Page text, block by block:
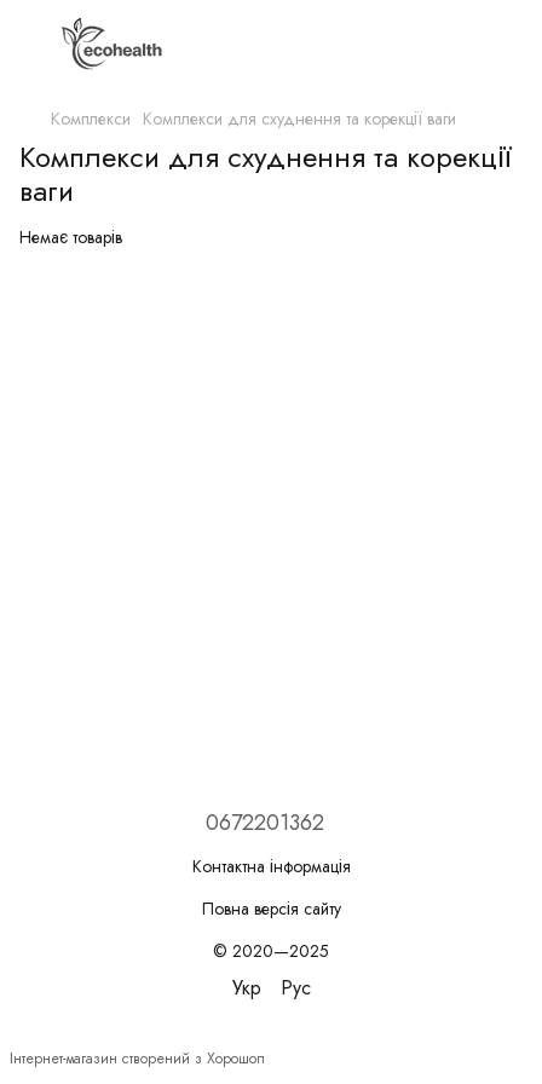
Комплекси Комплекси для схуднення та корекції ваги
Комплекси для схуднення та корекції
ваги
Немає товарів
0672201362
Контактна інформація
Повна версія сайту
© 2020—2025
Укр Рус
Інтернет-магазин створений з Хорошоп